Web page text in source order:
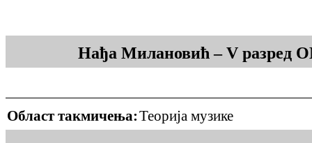
Нађа Милановић – V разред
Област такмичења:Теорија музике